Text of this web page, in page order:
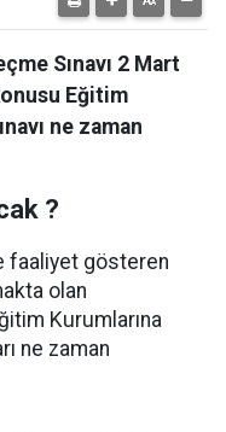
Sınavı 2 Mart
Eğitim
ne zaman
?
faaliyet gösteren
olan
Kurumlarına
ne zaman